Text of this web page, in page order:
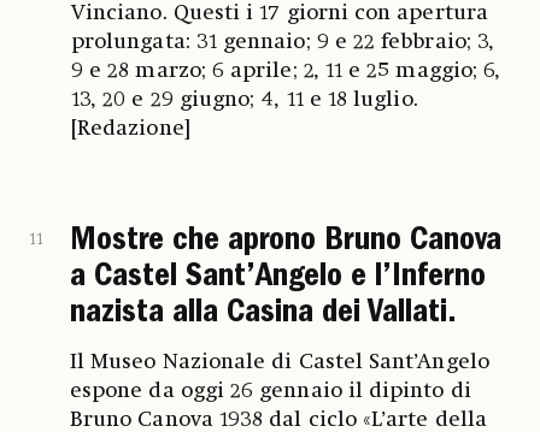
Vinciano. Questi i 17 giorni con apertura
prolungata: 31 gennaio; 9 e 22 febbraio; 3,
9 e 28 marzo; 6 aprile; 2, 11 e 25 maggio; 6,
13, 20 e 29 giugno; 4, 11 e 18 luglio.
[Redazione]
11
Mostre che aprono Bruno Canova
a Castel Sant’Angelo e l’Inferno
nazista alla Casina dei Vallati.
Il Museo Nazionale di Castel Sant’Angelo
espone da oggi 26 gennaio il dipinto di
Bruno Canova 1938 dal ciclo «L’arte della